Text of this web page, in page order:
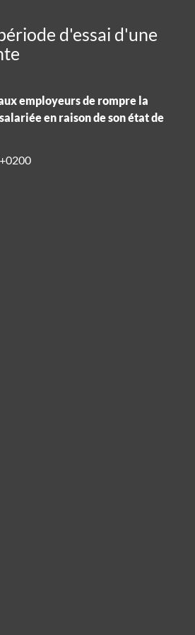
d'essai d'une
employeurs de rompre la
en raison de son état de